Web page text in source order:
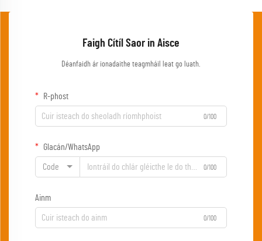
Faigh Cítíl Saor in Aisce
Déanfaidh ár ionadaithe teagmháil leat go luath.
R-phost
0/100
Glacán/WhatsApp
Code 0/100
Ainm
0/100